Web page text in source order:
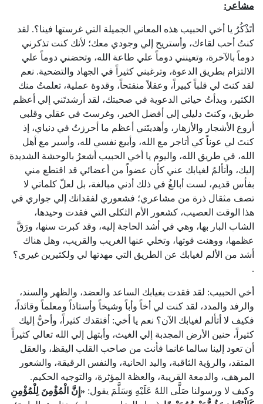
مشاعر :
أتَذْكُرُ يا أخي الحبيب هذه المعاني الجميلة التي غرستها فينا؟. لقد
كنتُ أحب لقاءك، وأستريح إلي وجودي معك؛ لأنك كنت تذكرني
دوماً بالآخرة، وتعينني دوماً علي طاعة الله، وتحضني دوماً علي
الالتزام بطريق الدعوة، وترغبني كثيراً في الجهاد والتضحية. نعم
لقد كنتَ لي قلباً كبيراً، وعقلاً منفتحاً، وقدوة عملية، تعلمتُ منك
الكثير، وبدأتُ حياتي الدعوية في صحبتك، لقد أرشدتَني إلي أعظم
طريق، وكنتَ دليلي إلي أفضل الخير، وغرستَ في عقلي وقلبي
أروع الأشجار والأزهار، وأهديتَني أعظم ما أحرزتُ في دنياي، إذ
كنتَ لي عوناً كي أتاجر مع الله، وأبيع نفسي لله، وأسير مع أهل
الله، في طريق الله، واليوم يا أخي الحبيب أشعرُ بالوحشة الشديدة
إليك، وأتألمُ لغيابك عني كأن عضواً من أعضائي قد اقتطع مني
بفأس قديم، لست أبالغُ في ذلك أدني مبالغة، بل لعلّ كلماتي لا
تصف مثقال ذرة من مشاعري؛ فشعوري لفقدانك إلي جواري في
هذا الوقت العصيب، كشعور الأم الثكلى التي فقدت وحيدها،
الشاب البار بها، وهي في أشد الحاجة إليه، وقد كبرت سنها، ورَقَّ
عظمها، ووهنت قوتها، وتخلي عنها الغريب والقريب، وهل هناك
أشد من الألم لغيابك عن الطريق التي مهدتها لي ولكثيرين غيري؟
.
أخي الحبيب: لقد فقدت بغيابك الساعد والعضد، والظهر والسند،
والرفد والمدد، لقد كنت لي أخاً وأباً وشيخاً وأستاذاً ومعلماً وقائداً،
فكيف لا أتألم لغيابك الآن؟ نعم يا أخي: أفتقدك كثيراً، وأحنُّ إليك
كثيراً، حنين الأرض المجدبة إلي الغيث، وأبتهل إلي الله تعالي كثيراً
أن تعود إلينا سالما غانما فأنت من صاحب القلب اليقظ، والعقل
المتقد، والرؤية الثاقبة، واليد الحانية، والنفس الرقيقة، والشعور
المرهف، والدمعة القريبة، والعظة المؤثرة، والتوجيه الحكيم.
وكيف لا ورسولنا صَلَّى اللهُ عَلَيْهِ وَسَلَّمَ يقول: « إِنَّ الْمُؤْمِنَ لِلْمُؤْمِنِ